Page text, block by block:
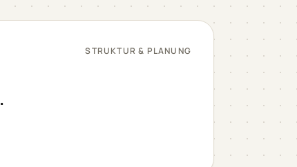
STRUKTUR & PLANUNG
.